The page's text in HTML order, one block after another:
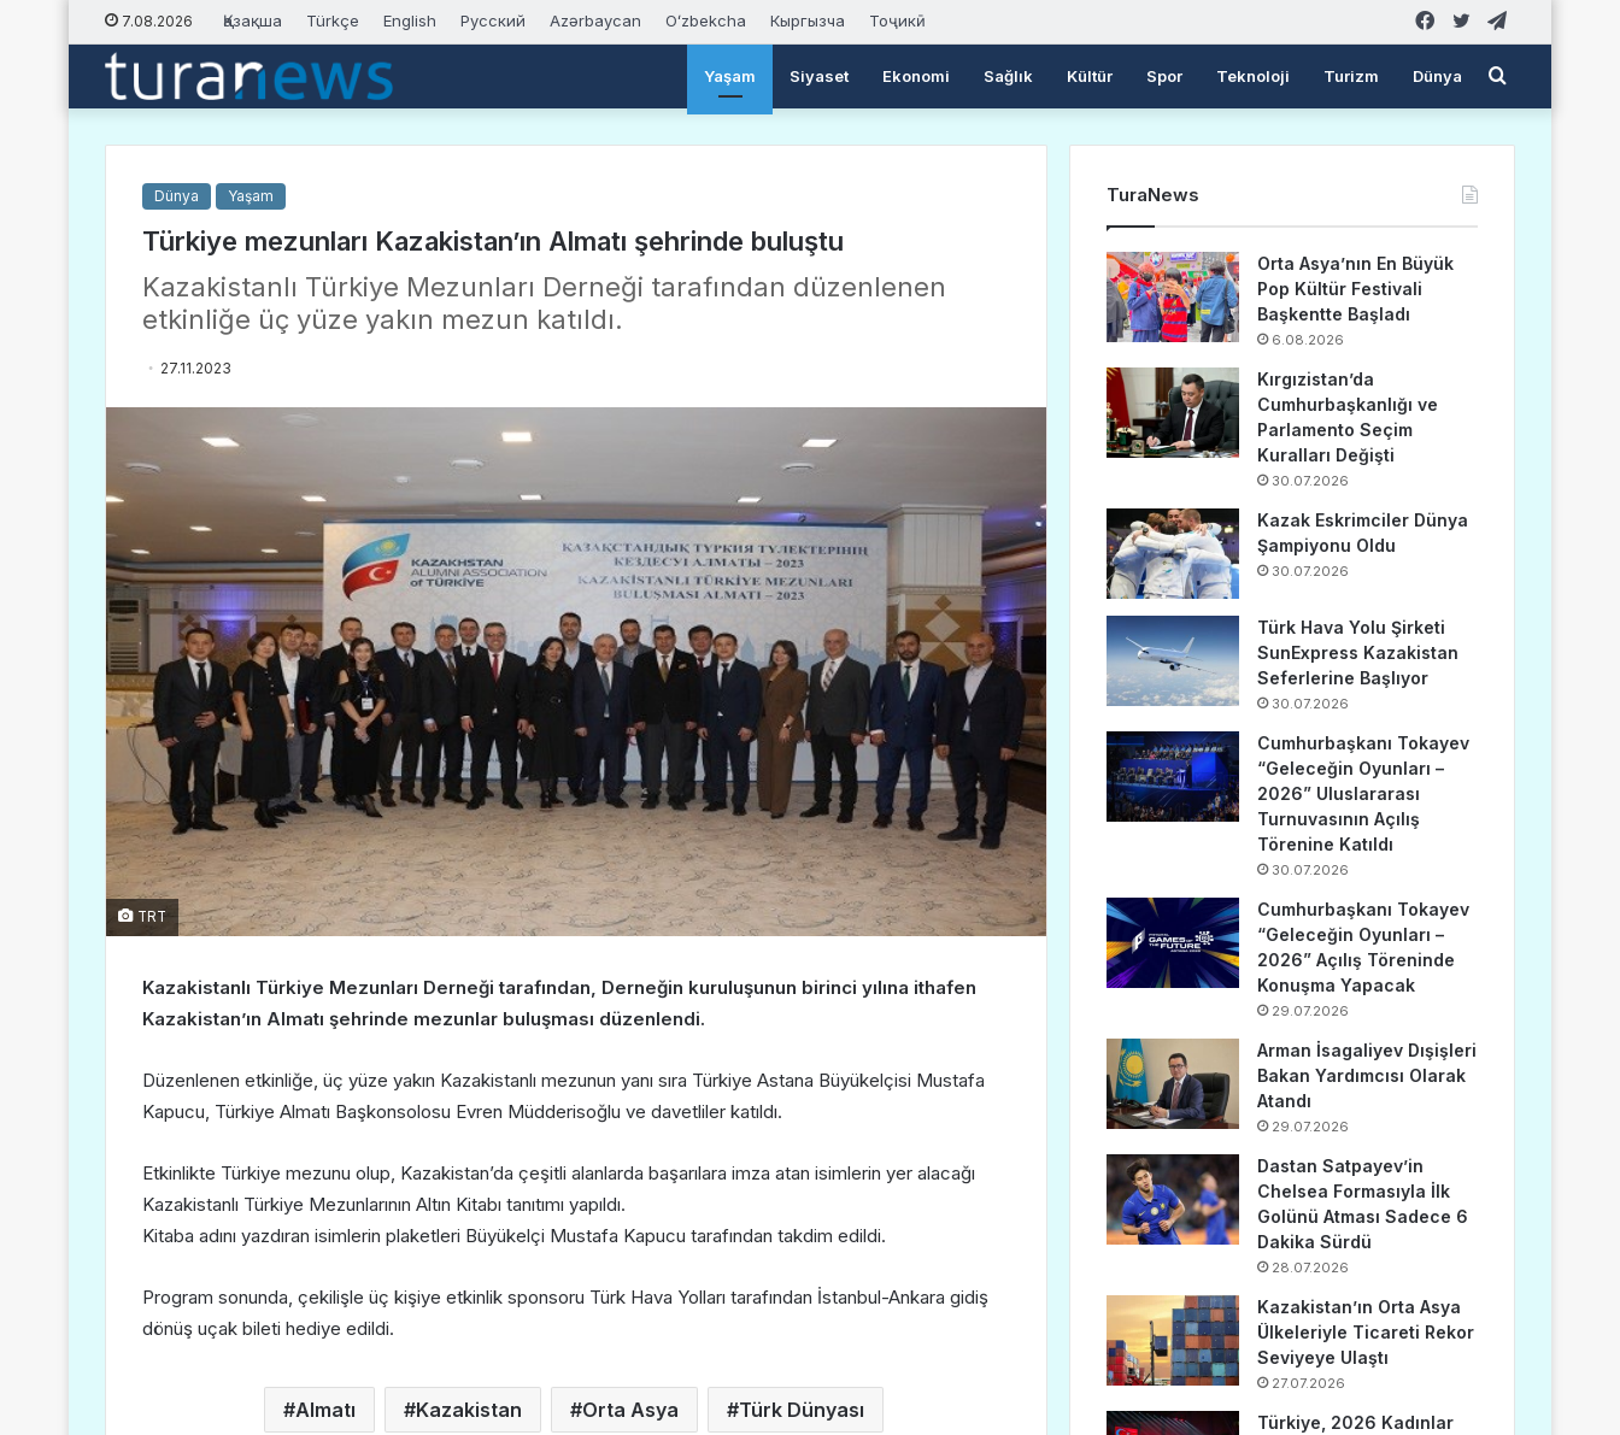
7.08.2026 Қазақша Türkçe English Русский Azərbaycan Oʻzbekcha Кыргызча Тоҷикӣ Twitter
Facebook
Yaşam Siyaset Ekonomi Sağlık Kültür Spor Teknoloji Turizm Dünya Arama
yap
Dünya Yaşam
Türkiye mezunları Kazakistan’ın Almatı şehrinde buluştu
Kazakistanlı Türkiye Mezunları Derneği tarafından düzenlenen
etkinliğe üç yüze yakın mezun katıldı.
27.11.2023
TRT
Kazakistanlı Türkiye Mezunları Derneği tarafından, Derneğin kuruluşunun birinci yılına ithafen
Kazakistan’ın Almatı şehrinde mezunlar buluşması düzenlendi.
Düzenlenen etkinliğe, üç yüze yakın Kazakistanlı mezunun yanı sıra Türkiye Astana Büyükelçisi Mustafa
Kapucu, Türkiye Almatı Başkonsolosu Evren Müdderisoğlu ve davetliler katıldı.
Etkinlikte Türkiye mezunu olup, Kazakistan’da çeşitli alanlarda başarılara imza atan isimlerin yer alacağı
Kazakistanlı Türkiye Mezunlarının Altın Kitabı tanıtımı yapıldı.
Kitaba adını yazdıran isimlerin plaketleri Büyükelçi Mustafa Kapucu tarafından takdim edildi.
Program sonunda, çekilişle üç kişiye etkinlik sponsoru Türk Hava Yolları tarafından İstanbul-Ankara gidiş
dönüş uçak bileti hediye edildi.
Almatı Kazakistan Orta Asya Türk Dünyası
TuraNews
Orta Asya’nın En Büyük
Pop Kültür Festivali
Başkentte Başladı
6.08.2026
Kırgızistan’da
Cumhurbaşkanlığı ve
Parlamento Seçim
Kuralları Değişti
30.07.2026
Kazak Eskrimciler Dünya
Şampiyonu Oldu
30.07.2026
Türk Hava Yolu Şirketi
SunExpress Kazakistan
Seferlerine Başlıyor
30.07.2026
Cumhurbaşkanı Tokayev
“Geleceğin Oyunları –
2026” Uluslararası
Turnuvasının Açılış
Törenine Katıldı
30.07.2026
Cumhurbaşkanı Tokayev
“Geleceğin Oyunları –
2026” Açılış Töreninde
Konuşma Yapacak
29.07.2026
Arman İsagaliyev Dışişleri
Bakan Yardımcısı Olarak
Atandı
29.07.2026
Dastan Satpayev’in
Chelsea Formasıyla İlk
Golünü Atması Sadece 6
Dakika Sürdü
28.07.2026
Kazakistan’ın Orta Asya
Ülkeleriyle Ticareti Rekor
Seviyeye Ulaştı
27.07.2026
Türkiye, 2026 Kadınlar